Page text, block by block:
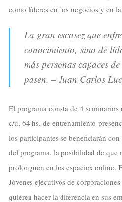
como líderes en los negocios y en
La gran escasez que
conocimiento, sino de
más personas capaces
pasen. – Juan Carlos
El programa consta de 4
c/u, 64 hs. de entrenamiento
los participantes se beneficiarán
del programa, la posibilidad de que
prolonguen en los espacios online.
Jóvenes ejecutivos de
quieren hacer la diferencia en sus